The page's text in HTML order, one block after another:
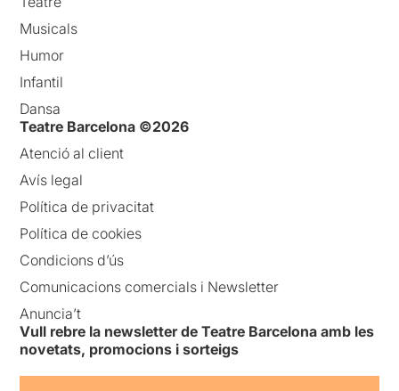
Musicals
Humor
Infantil
Dansa
Teatre Barcelona ©2026
Atenció al client
Avís legal
Política de privacitat
Política de cookies
Condicions d’ús
Comunicacions comercials i Newsletter
Anuncia’t
Vull rebre la newsletter de Teatre Barcelona amb les
novetats, promocions i sorteigs